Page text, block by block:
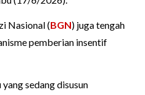
Nasional (BGN) juga tengah
pemberian insentif
sedang disusun